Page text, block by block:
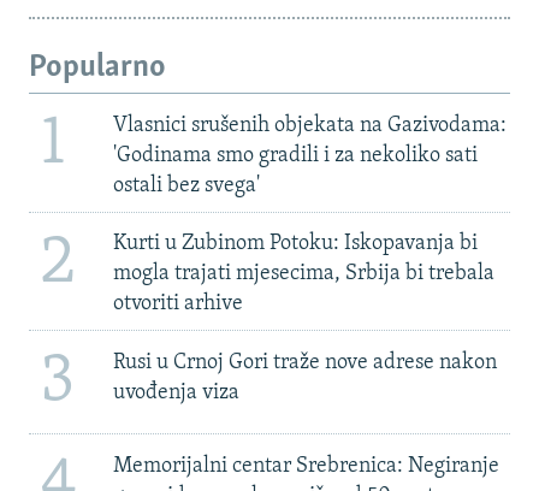
Popularno
1
Vlasnici srušenih objekata na Gazivodama:
'Godinama smo gradili i za nekoliko sati
ostali bez svega'
2
Kurti u Zubinom Potoku: Iskopavanja bi
mogla trajati mjesecima, Srbija bi trebala
otvoriti arhive
3
Rusi u Crnoj Gori traže nove adrese nakon
uvođenja viza
Memorijalni centar Srebrenica: Negiranje